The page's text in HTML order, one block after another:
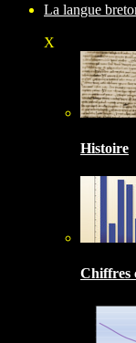
La langue
X
Histoire
Chiffres